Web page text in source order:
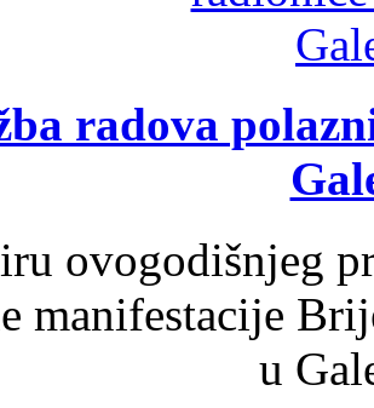
radova
ovogodišnjeg
manifestacije
u